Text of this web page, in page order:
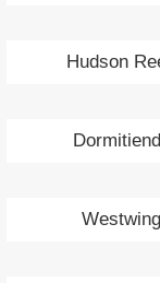
Hudson
Westwing